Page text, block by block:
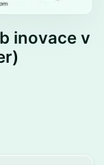
inovace v